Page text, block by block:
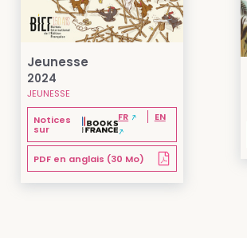
Jeunesse
2024
JEUNESSE
Notices
sur
FR EN
PDF en anglais (30 Mo)